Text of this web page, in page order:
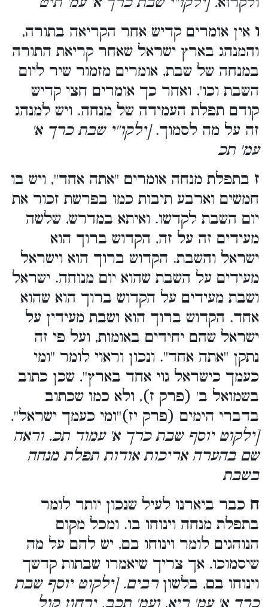
ו אין אומרים קדיש אחר הקריאה בתורה,
והמנהג בארץ ישראל שאחר קריאת התורה
במנחה של שבת, אומרים מזמור שיר ליום
השבת וכו'. ואחר כך אומרים חצי קדיש
קודם תפלת העמידה של מנחה. ויש למנהג
זה על מה לסמוך.[ילקו''י שבת כרך א'
עמ' תכ
ז בתפלת מנחה אומרים ''אתה אחד'', ויש בו
חמשים וארבע תיבות כמו בפרשת זכור את
יום השבת לקדשו. ואיתא במדרש, שלשה
מעידים זה על זה, הקדוש ברוך הוא
ישראל והשבת. הקדוש ברוך הוא וישראל
מעידים על השבת שהוא יום מנוחה. ישראל
ושבת מעידים על הקדוש ברוך הוא שהוא
אחד. הקדוש ברוך הוא ושבת מעידין על
ישראל שהם יחידים באומות, ועל פי זה
נתקן ''אתה אחד''. ונכון וראוי לומר ''ומי
כעמך כישראל גוי אחד בארץ'', שכן כתוב
בשמואל ב' (פרק ז), ולא כמו שכתוב
בדברי הימים (פרק יז)''ומי כעמך ישראל''.
[ילקוט יוסף שבת כרך א' עמוד תכ. וראה
שם בהערה אריכות אודות תפלת מנחה
בשבת
ח כבר ביארנו לעיל שנכון יותר לומר
בתפלת מנחה וינוחו בו. ומכל מקום
הנוהגים לומר וינוחו בם, יש להם על מה
שיסמוכו, אך צריך שיאמרו שבתות קדשך
וינוחו בם, בלשוןרבים. [ילקוט יוסף שבת